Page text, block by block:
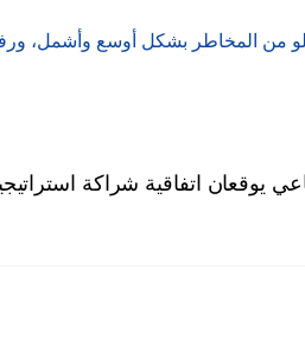
من المخاطر بشكل أوسع وأشمل،
يوقعان اتفاقية شراكة